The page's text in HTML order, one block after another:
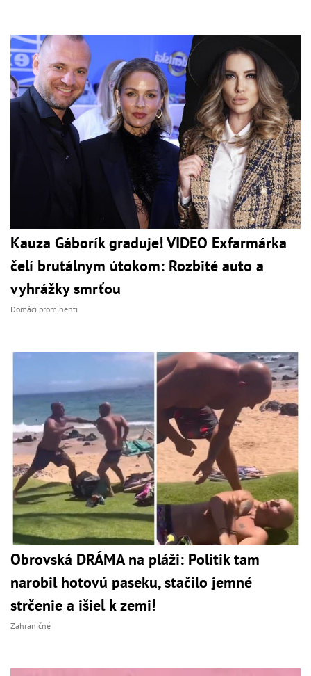
Kauza Gáborík graduje! VIDEO Exfarmárka
čelí brutálnym útokom: Rozbité auto a
vyhrážky smrťou
Domáci prominenti
Obrovská DRÁMA na pláži: Politik tam
narobil hotovú paseku, stačilo jemné
strčenie a išiel k zemi!
Zahraničné